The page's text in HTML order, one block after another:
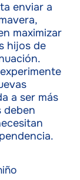
enviar a
maximizar
hijos de
a ser más
deben